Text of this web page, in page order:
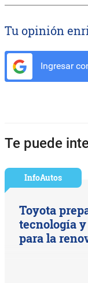
Tu opinión
Ingresar
Te puede
InfoAutos
Toyota
tecnología
para la